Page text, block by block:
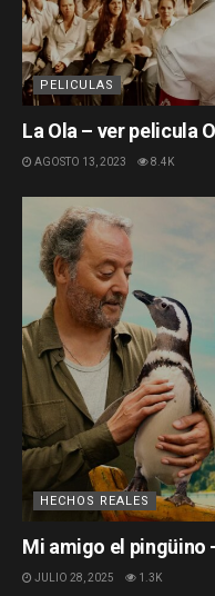
PELICULAS
La Ola – ver pelicula
AGOSTO 13, 2023 8.4K
HECHOS REALES
Mi amigo el pingüino
JULIO 28, 2025 1.3K